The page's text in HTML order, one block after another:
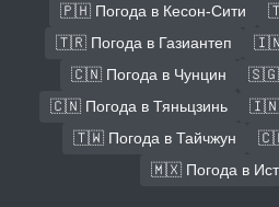
🇵🇭 Погода в Кесон-Сити
🇹🇷 Погода в Газиантеп
🇮🇳
🇨🇳 Погода в Чунцин
🇸🇬
🇨🇳 Погода в Тяньцзинь
🇮🇳
🇹🇼 Погода в Тайчжун
🇲🇽 Погода в